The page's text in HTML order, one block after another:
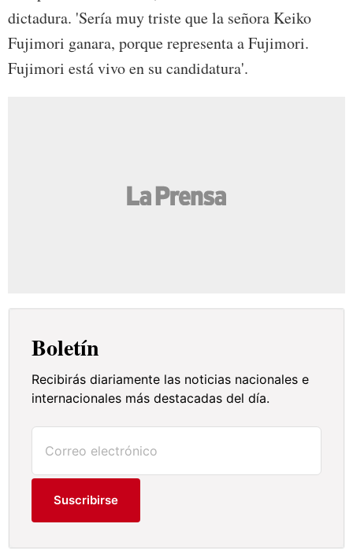
dictadura. 'Sería muy triste que la señora Keiko
Fujimori ganara, porque representa a Fujimori.
Fujimori está vivo en su candidatura'.
Boletín
Recibirás diariamente las noticias nacionales e
internacionales más destacadas del día.
Suscribirse